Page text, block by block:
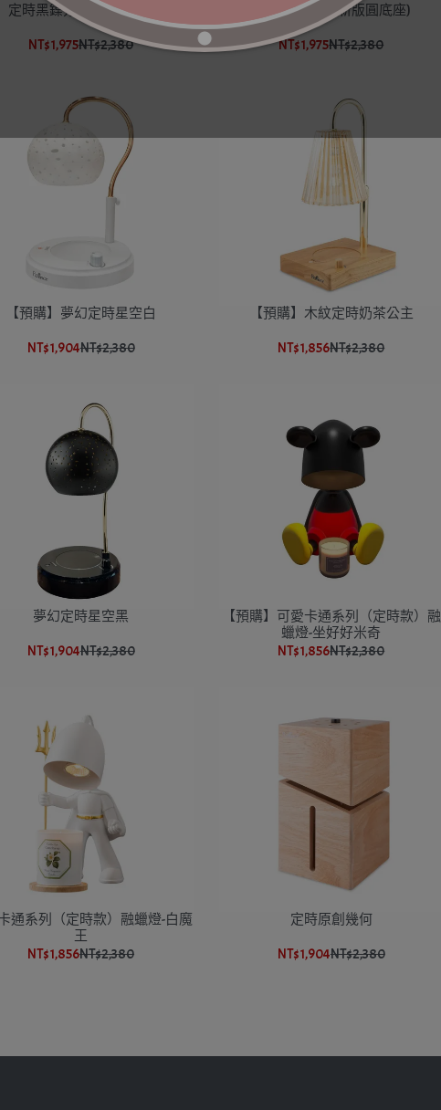
定時黑鎳方(新版圓底座)
NT$1,975NT$2,380
定時黑鎳方鑽(新版圓底座)
NT$1,975NT$2,380
【預購】夢幻定時星空白
NT$1,904NT$2,380
【預購】木紋定時奶茶公主
NT$1,856NT$2,380
夢幻定時星空黑
NT$1,904NT$2,380
【預購】可愛卡通系列（定時款）融
蠟燈-坐好好米奇
NT$1,856NT$2,380
通系列（定時款）融蠟燈-白魔
王
NT$1,856NT$2,380
定時原創幾何
NT$1,904NT$2,380